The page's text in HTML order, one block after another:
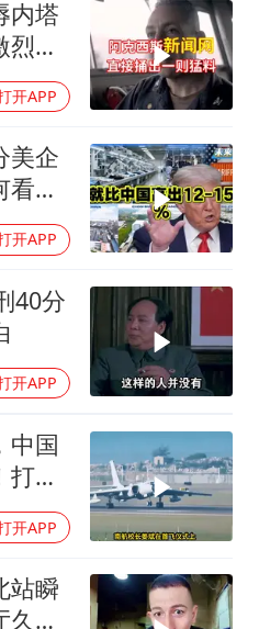
商场现钱学森巨幅海报 负责人回应
民健身 共筑健康中国
内塔
，
开APP
美企
待
。来
开APP
40分
开APP
中国
着
牌
开APP
站瞬
久